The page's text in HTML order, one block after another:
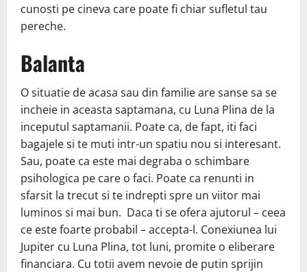
cunosti pe cineva care poate fi chiar sufletul tau
pereche.
Balanta
O situatie de acasa sau din familie are sanse sa se
incheie in aceasta saptamana, cu Luna Plina de la
inceputul saptamanii. Poate ca, de fapt, iti faci
bagajele si te muti intr-un spatiu nou si interesant.
Sau, poate ca este mai degraba o schimbare
psihologica pe care o faci. Poate ca renunti in
sfarsit la trecut si te indrepti spre un viitor mai
luminos si mai bun. Daca ti se ofera ajutorul – ceea
ce este foarte probabil – accepta-l. Conexiunea lui
Jupiter cu Luna Plina, tot luni, promite o eliberare
financiara. Cu totii avem nevoie de putin sprijin